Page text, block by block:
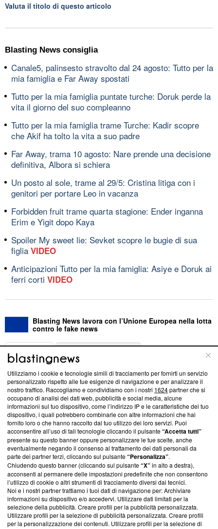
Valuta il titolo di questo articolo
Blasting News consiglia
Canale5, palinsesto stravolto dal 24 agosto: Tutto per la
mia famiglia e Far Away spostati
Tutto per la mia famiglia puntate turche: Doruk perde la
vita il giorno del suo compleanno
Tutto per la mia famiglia trame Turche: Kadir scopre
che Akif ha tolto la vita a suo padre
Far Away, trama 10 agosto: Nare prende una decisione
definitiva, Albora si schiera
Un posto al sole, trame al 29/5: Cristina litiga con i
genitori per portare Leo in vacanza
Forbidden fruit trame quarta stagione: Ender inganna
Erim e Yigit dopo Kaya
Spoiler My sweet lie: Sevket scopre le bugie di sua
figlia VIDEO
Anticipazioni Tutto per la mia famiglia: Asiye e Doruk ai
ferri corti VIDEO
Blasting News lavora con l’Unione Europea nella lotta
contro le fake news
ABOUT
Questa sezione offre informazioni trasparenti su Blasting
News, sui nostri processi editoriali e su come ci impegniamo a
creare news di qualità. Inoltre, afferma la nostra aderenza a
‘Trust Project - News with Integrity’Blasting News non è
ancora membro del programma, ma ha richiesto di farne
parte; Trust Project non ha ancora effettuato una verifica di
conformità agli standard.
Su di noi
Team editoriale
Corporate
Redazione
Utilizziamo i cookie e tecnologie simili di tracciamento per fornirti un servizio
personalizzato rispetto alle tue esigenze di navigazione e per analizzare il
nostro traffico. Raccogliamo e condividiamo con i nostri 1624partner che si
occupano di analisi dei dati web, pubblicità e social media, alcune
informazioni sul tuo dispositivo, come l’indirizzo IP e le caratteristiche del tuo
dispositivo, i quali potrebbero combinarle con altre informazioni che hai
fornito loro o che hanno raccolto dal tuo utilizzo dei loro servizi. Puoi
acconsentire all’uso di tali tecnologie cliccando il pulsante“Accetta tutti”
presente su questo banner oppure personalizzare le tue scelte, anche
eventualmente negando il consenso al trattamento dei dati personali da
parte dei partner terzi, cliccando sul pulsante“Personalizza”.
Chiudendo questo banner (cliccando sul pulsante“X”in alto a destra),
acconsenti al permanere delle impostazioni predefinite che non consentono
l’utilizzo di cookie o altri strumenti di tracciamento diversi dai tecnici.
Noi e i nostri partner trattiamo i tuoi dati di navigazione per: Archiviare
informazioni su dispositivo e/o accedervi. Utilizzare dati limitati per la
selezione della pubblicità. Creare profili per la pubblicità personalizzata.
Utilizzare profili per la selezione di pubblicità personalizzata. Creare profili
per la personalizzazione dei contenuti. Utilizzare profili per la selezione di